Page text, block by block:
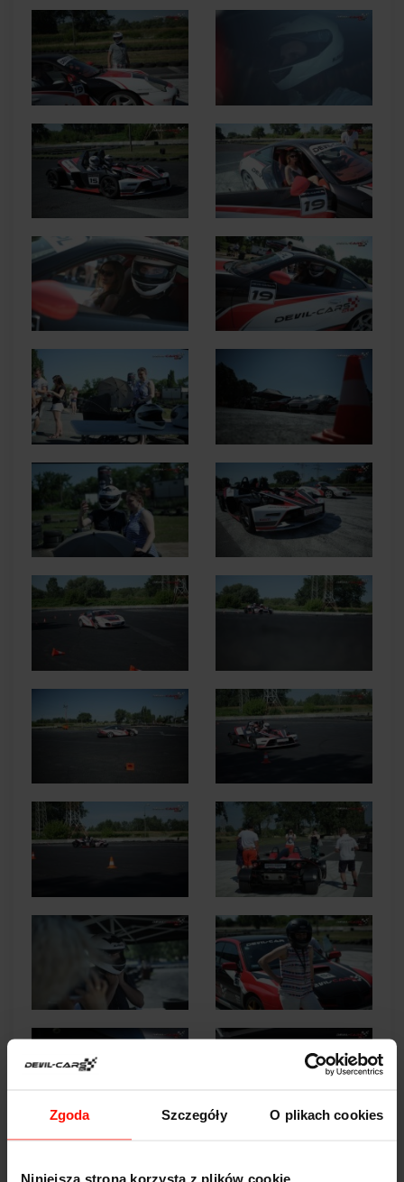
Zgoda Szczegóły O plikach cookies
Niniejsza strona korzysta z plików cookie